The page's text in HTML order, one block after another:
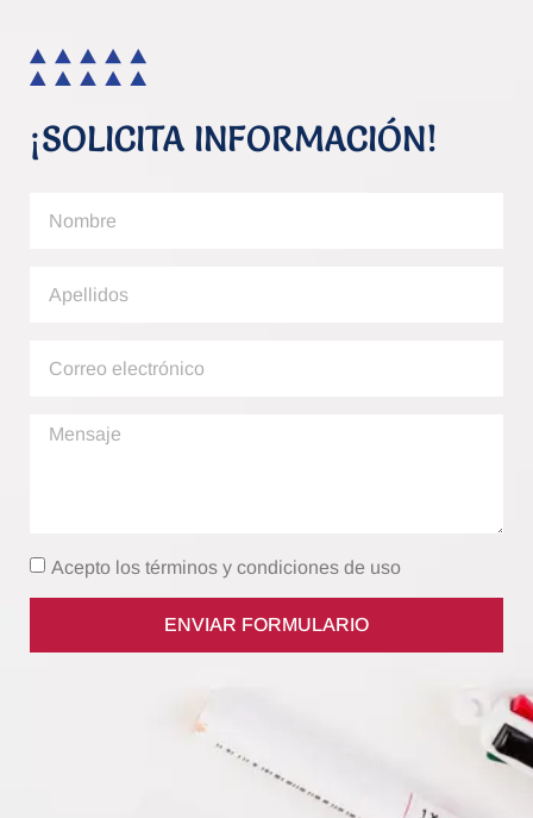
¡SOLICITA INFORMACIÓN!
Acepto los términos y condiciones de uso
ENVIAR FORMULARIO